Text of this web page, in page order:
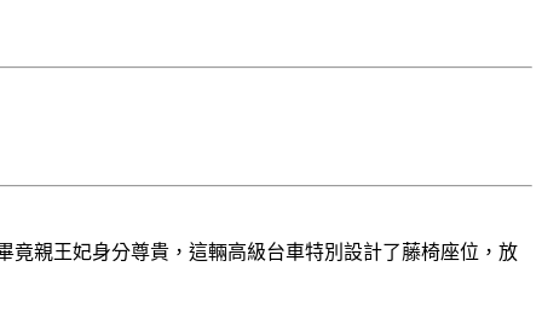
親王妃身分尊貴，這輛高級台車特別設計了藤椅座位，放